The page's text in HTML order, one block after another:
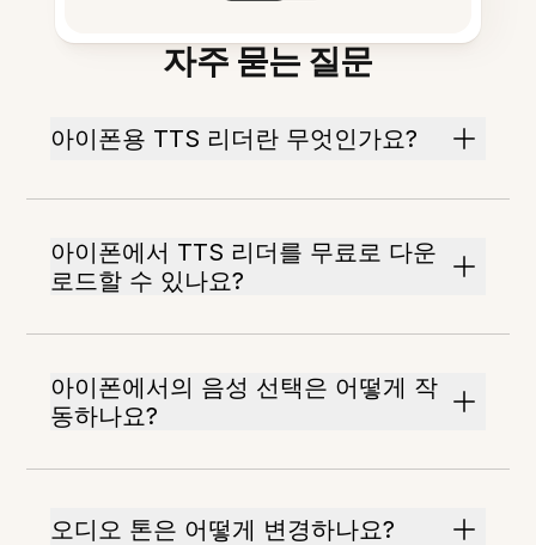
자주 묻는 질문
아이폰용 TTS 리더란 무엇인가요?
아이폰에서 TTS 리더를 무료로 다운
로드할 수 있나요?
아이폰에서의 음성 선택은 어떻게 작
동하나요?
오디오 톤은 어떻게 변경하나요?